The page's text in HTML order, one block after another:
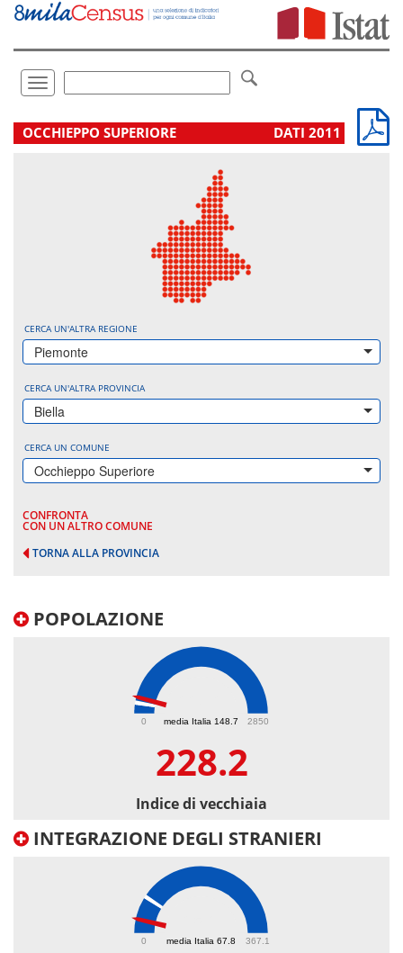
Vai
direttamente
Toggle
navigation
.
OCCHIEPPO SUPERIORE DATI 2011
CERCA UN'ALTRA REGIONE
Piemonte
CERCA UN'ALTRA PROVINCIA
Biella
CERCA UN COMUNE
Occhieppo Superiore
CONFRONTA
CON UN ALTRO COMUNE
TORNA ALLA PROVINCIA
POPOLAZIONE
media Italia 148.7
0 2850
228.2
Indice di vecchiaia
INTEGRAZIONE DEGLI STRANIERI
media Italia 67.8
0 367.1